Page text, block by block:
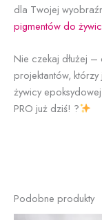
dla Twojej
pigmentów do
Nie czekaj dłużej –
projektantów,
żywicy
PRO już dziś! ?
Podobne produkty